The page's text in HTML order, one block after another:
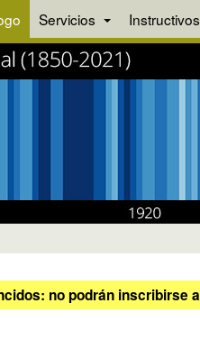
Servicios Instructivos
no podrán inscribirse